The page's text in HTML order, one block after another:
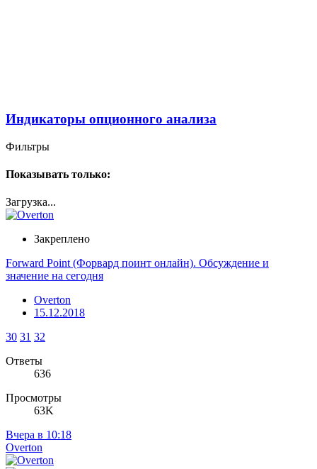
Индикаторы опционного анализа
Фильтры
Показывать только:
Загрузка...
Закреплено
Forward Point (Форвард поинт онлайн). Обсуждение и
значение на сегодня
Overton
15.12.2018
30 31 32
Ответы
636
Просмотры
63K
Вчера в 10:18
Overton